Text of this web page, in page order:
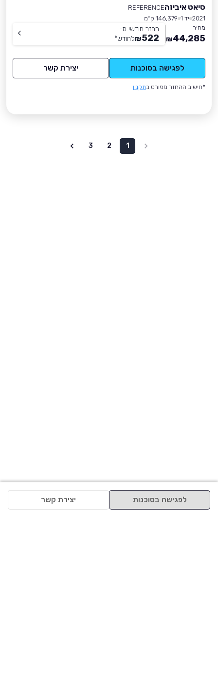
סיאט איביזהREFERENCE
2021 יד 1
146,379 ק״מ
מחיר
44,285
₪
החזר חודשי מ-
522
₪לחודש*
לפגישה בסוכנות יצירת קשר
*חישוב ההחזר מפורט בתקנון
1
2
3
לפגישה בסוכנות יצירת קשר